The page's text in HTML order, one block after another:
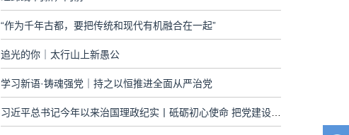
“作为千年古都，要把传统和现代有机融合在一起”
追光的你｜太行山上新愚公
学习新语·铸魂强党｜持之以恒推进全面从严治党